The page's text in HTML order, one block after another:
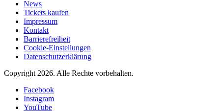
News
Tickets kaufen
Impressum
Kontakt
Barrierefreiheit
Cookie-Einstellungen
Datenschutzerklärung
Copyright 2026. Alle Rechte vorbehalten.
Facebook
Instagram
YouTube